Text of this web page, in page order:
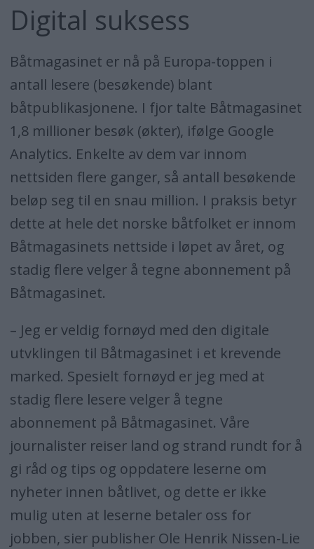
Digital suksess
Båtmagasinet er nå på Europa-toppen i
antall lesere (besøkende) blant
båtpublikasjonene. I fjor talte Båtmagasinet
1,8 millioner besøk (økter), ifølge Google
Analytics. Enkelte av dem var innom
nettsiden flere ganger, så antall besøkende
beløp seg til en snau million. I praksis betyr
dette at hele det norske båtfolket er innom
Båtmagasinets nettside i løpet av året, og
stadig flere velger å tegne abonnement på
Båtmagasinet.
– Jeg er veldig fornøyd med den digitale
utvklingen til Båtmagasinet i et krevende
marked. Spesielt fornøyd er jeg med at
stadig flere lesere velger å tegne
abonnement på Båtmagasinet. Våre
journalister reiser land og strand rundt for å
gi råd og tips og oppdatere leserne om
nyheter innen båtlivet, og dette er ikke
mulig uten at leserne betaler oss for
jobben, sier publisher Ole Henrik Nissen-Lie